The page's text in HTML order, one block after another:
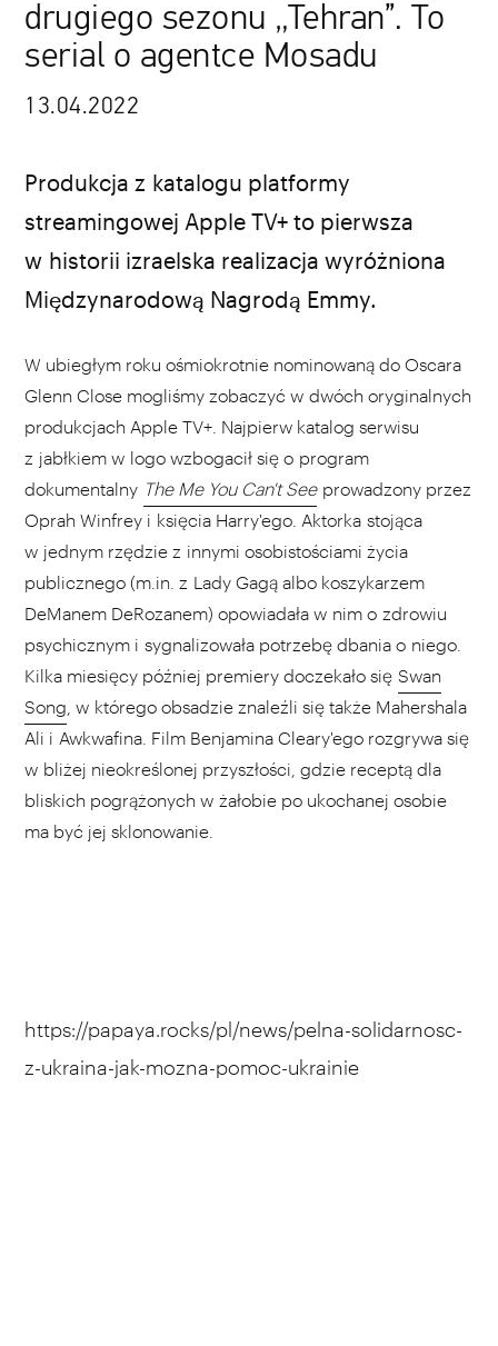
drugiego sezonu „Tehran”. To
serial o agentce Mosadu
13.04.2022
FACEBOOK TWITTER PINTEREST
Produkcja z katalogu platformy
streamingowej Apple TV+ to pierwsza
w historii izraelska realizacja wyróżniona
Międzynarodową Nagrodą Emmy.
W ubiegłym roku ośmiokrotnie nominowaną do Oscara
Glenn Close mogliśmy zobaczyć w dwóch oryginalnych
produkcjach Apple TV+. Najpierw katalog serwisu
z jabłkiem w logo wzbogacił się o program
dokumentalny The Me You Can't See prowadzony przez
Oprah Winfrey i księcia Harry'ego. Aktorka stojąca
w jednym rzędzie z innymi osobistościami życia
publicznego (m.in. z Lady Gagą albo koszykarzem
DeManem DeRozanem) opowiadała w nim o zdrowiu
psychicznym i sygnalizowała potrzebę dbania o niego.
Kilka miesięcy później premiery doczekało się Swan
Song , w którego obsadzie znaleźli się także Mahershala
Ali i Awkwafina. Film Benjamina Cleary'ego rozgrywa się
w bliżej nieokreślonej przyszłości, gdzie receptą dla
bliskich pogrążonych w żałobie po ukochanej osobie
ma być jej sklonowanie.
https://papaya.rocks/pl/news/pelna-solidarnosc-
z-ukraina-jak-mozna-pomoc-ukrainie